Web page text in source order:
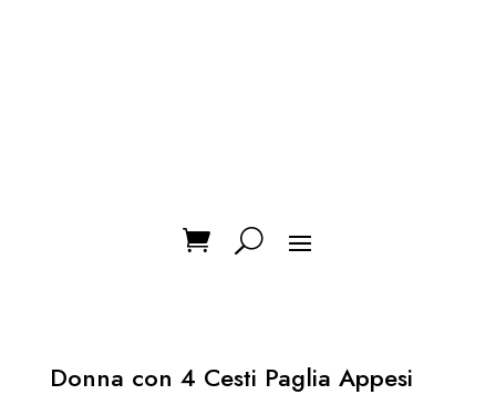
Donna con 4 Cesti Paglia Appesi